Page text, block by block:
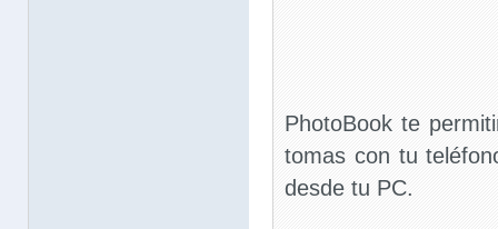
PhotoBook te
tomas con tu
desde tu PC.